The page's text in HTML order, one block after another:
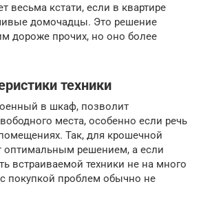
весьма кстати, если в квартире
домочадцы. Это решение
дороже прочих, но оно более
техники
в шкаф, позволит
места, особенно если речь
Так, для крошечной
оптимальным решением, а если
встраиваемой техники не на много
покупкой проблем обычно не